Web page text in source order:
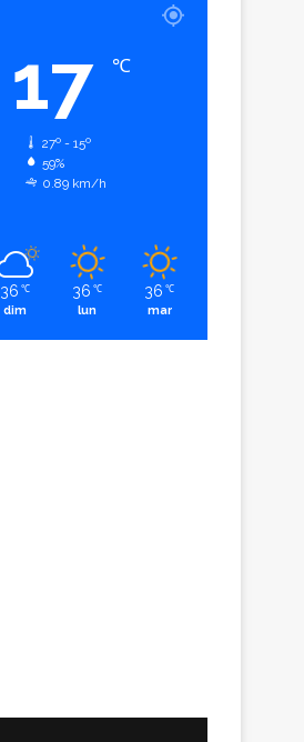
17 ℃
27º - 15º
59%
0.89 km/h
36 ℃
dim
36 ℃
lun
36 ℃
mar